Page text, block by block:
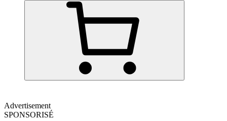
Advertisement
SPONSORISÉ